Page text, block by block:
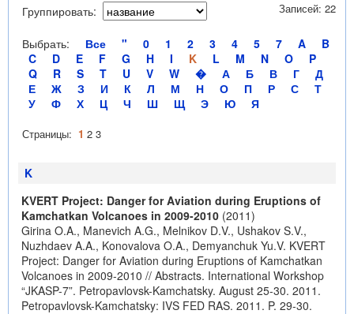
Группировать:
Выбрать: Все " 0 1 2 3 4 5 7 A
B
C
D E F G H I K L M N O
P
Q
R S T U V W � А Б В Г
Д
Е
Ж З И К Л М Н О П Р С
Т
У
Ф Х Ц Ч Ш Щ Э Ю Я
Записей: 22
Страницы: 1 2 3
K
KVERT Project: Danger for Aviation during Eruptions of
Kamchatkan Volcanoes in 2009-2010 (2011)
Girina O.A., Manevich A.G., Melnikov D.V., Ushakov S.V.,
Nuzhdaev A.A., Konovalova O.A., Demyanchuk Yu.V. KVERT
Project: Danger for Aviation during Eruptions of Kamchatkan
Volcanoes in 2009-2010 // Abstracts. International Workshop
“JKASP-7”. Petropavlovsk-Kamchatsky. August 25-30. 2011.
Petropavlovsk-Kamchatsky: IVS FED RAS. 2011. P. 29-30.